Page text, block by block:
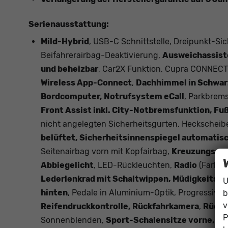
Serienausstattung:
Mild-Hybrid, USB-C Schnittstelle, Dreipunkt-
Beifahrerairbag-Deaktivierung,
und beheizbar, Car2X Funktion, Cupra
Wireless App-Connect, Dachhimmel in
Bordcomputer, Notrufsystem eCall,
Front Assist inkl. City-Notbremsfunktion,
nicht angelegten Sicherheitsgurten,
belüftet, Sicherheitsinnenspiegel
Seitenairbag vorn mit Kopfairbag,
Abbiegelicht, LED-Rückleuchten, Radio
Lederlenkrad mit Schaltwippen,
hinten, Pedale in Aluminium-Optik,
Reifendruckkontrolle, Rückfahrkamera,
Sonnenblenden, Sport-Schalensitze vorne,